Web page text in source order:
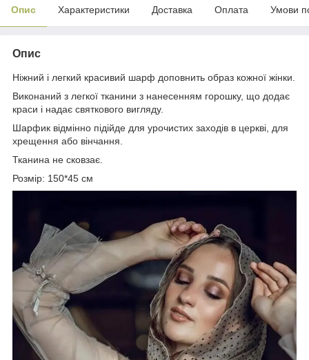
Опис Характеристики Доставка Оплата Умови
Опис
Ніжний і легкий красивий шарф доповнить образ кожної жінки.
Виконаний з легкої тканини з нанесенням горошку, що додає
краси і надає святкового вигляду.
Шарфик відмінно підійде для урочистих заходів в церкві, для
хрещення або вінчання.
Тканина не сковзає.
Розмір: 150*45 см